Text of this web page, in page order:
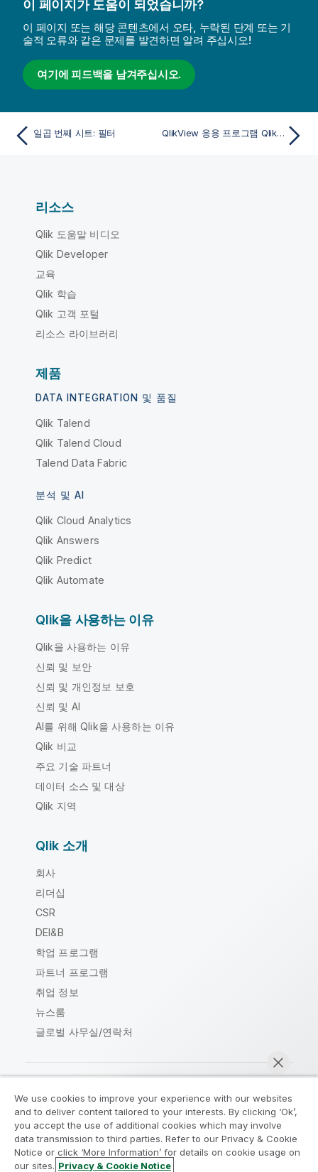
이 페이지가 도움이 되었습니까?
이 페이지 또는 해당 콘텐츠에서 오타, 누락된 단계 또는 기
술적 오류와 같은 문제를 발견하면 알려 주십시오!
여기에 피드백을 남겨주십시오.
일곱 번째 시트: 필터 QlikView 응용 프로그램 Qlik Cloud에서
리소스
Qlik 도움말 비디오
Qlik Developer
교육
Qlik 학습
Qlik 고객 포털
리소스 라이브러리
제품
DATA INTEGRATION 및 품질
Qlik Talend
Qlik Talend Cloud
Talend Data Fabric
분석 및 AI
Qlik Cloud Analytics
Qlik Answers
Qlik Predict
Qlik Automate
Qlik을 사용하는 이유
Qlik을 사용하는 이유
신뢰 및 보안
신뢰 및 개인정보 보호
신뢰 및 AI
AI를 위해 Qlik을 사용하는 이유
Qlik 비교
주요 기술 파트너
데이터 소스 및 대상
Qlik 지역
Qlik 소개
회사
리더십
CSR
DEI&B
학업 프로그램
파트너 프로그램
취업 정보
뉴스룸
글로벌 사무실/연락처
Qlik Community
법적 계약 제품 약관
Legal Policies
Legal Policies
사용 약관
We use cookies to improve your experience with our websites
and to deliver content tailored to your interests. By clicking ‘Ok’,
you accept the use of additional cookies which may involve
data transmission to third parties. Refer to our Privacy & Cookie
Notice or click ‘More Information’ for details on cookie usage on
our sites. Privacy & Cookie Notice